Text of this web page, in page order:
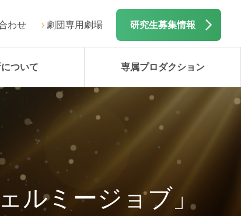
わせ 劇団専用劇場 研究生募集情報
ついて 専属プロダクション
ルミージョブ」